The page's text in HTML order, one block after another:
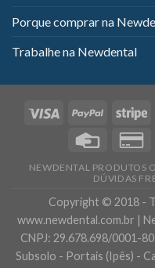
Porque comprar na
Trabalhe na Newdental
NEWDENTAL PRODUTOS
DÚVIDAS
Copyright © 2018 -
www.newdental.com.br |
CNPJ: 29.678.698/0001-
Subsolo - Portais (Ipês) -